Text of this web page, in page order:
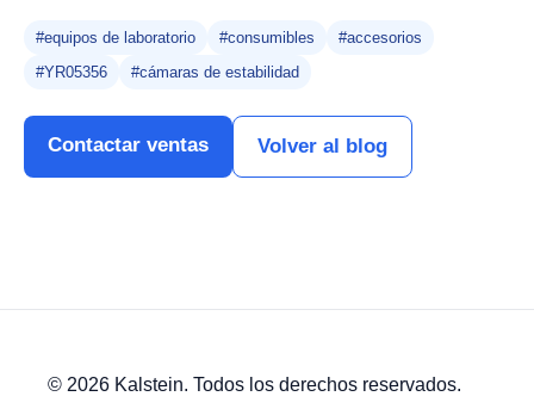
#equipos de laboratorio #consumibles
#accesorios
#YR05356
#cámaras de estabilidad
Contactar ventas Volver al blog
© 2026 Kalstein. Todos los derechos reservados.